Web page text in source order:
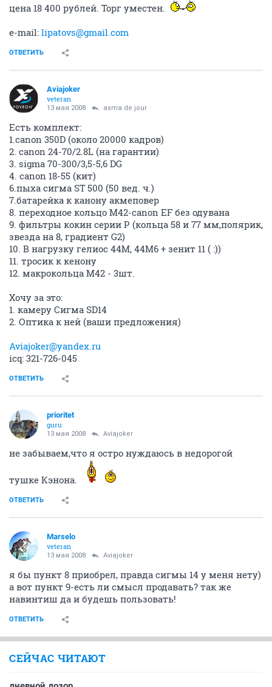
цена 18 400 рублей. Торг уместен.
e-mail: lipatovs@gmail.com
ОТВЕТИТЬ
Aviajoker
veteran
13 мая 2008 asma de jour
Есть комплект:
1.canon 350D (около 20000 кадров)
2. canon 24-70/2.8L (на гарантии)
3. sigma 70-300/3,5-5,6 DG
4. canon 18-55 (кит)
6.пыха сигма ST 500 (50 вед. ч.)
7.батарейка к канону акмеповер
8. переходное кольцо М42-canon EF без одувана
9. фильтры кокин серии Р (кольца 58 и 77 мм,полярик,
звезда на 8, градиент G2)
10. В нагрузку гелиос 44М, 44М6 + зенит 11 ( :))
11. тросик к кенону
12. макрокольца М42 - 3шт.
Хочу за это:
1. камеру Сигма SD14
2. Оптика к ней (ваши предложения)
Aviajoker@yandex.ru
icq: 321-726-045
ОТВЕТИТЬ
prioritet
guru
13 мая 2008 Aviajoker
не забываем,что я остро нуждаюсь в недорогой
тушке Кэнона.
ОТВЕТИТЬ
Marselo
veteran
13 мая 2008 Aviajoker
я бы пункт 8 приобрел, правда сигмы 14 у меня нету)
а вот пункт 9-есть ли смысл продавать? так же
навинтиш да и будешь пользовать!
ОТВЕТИТЬ
СЕЙЧАС ЧИТАЮТ